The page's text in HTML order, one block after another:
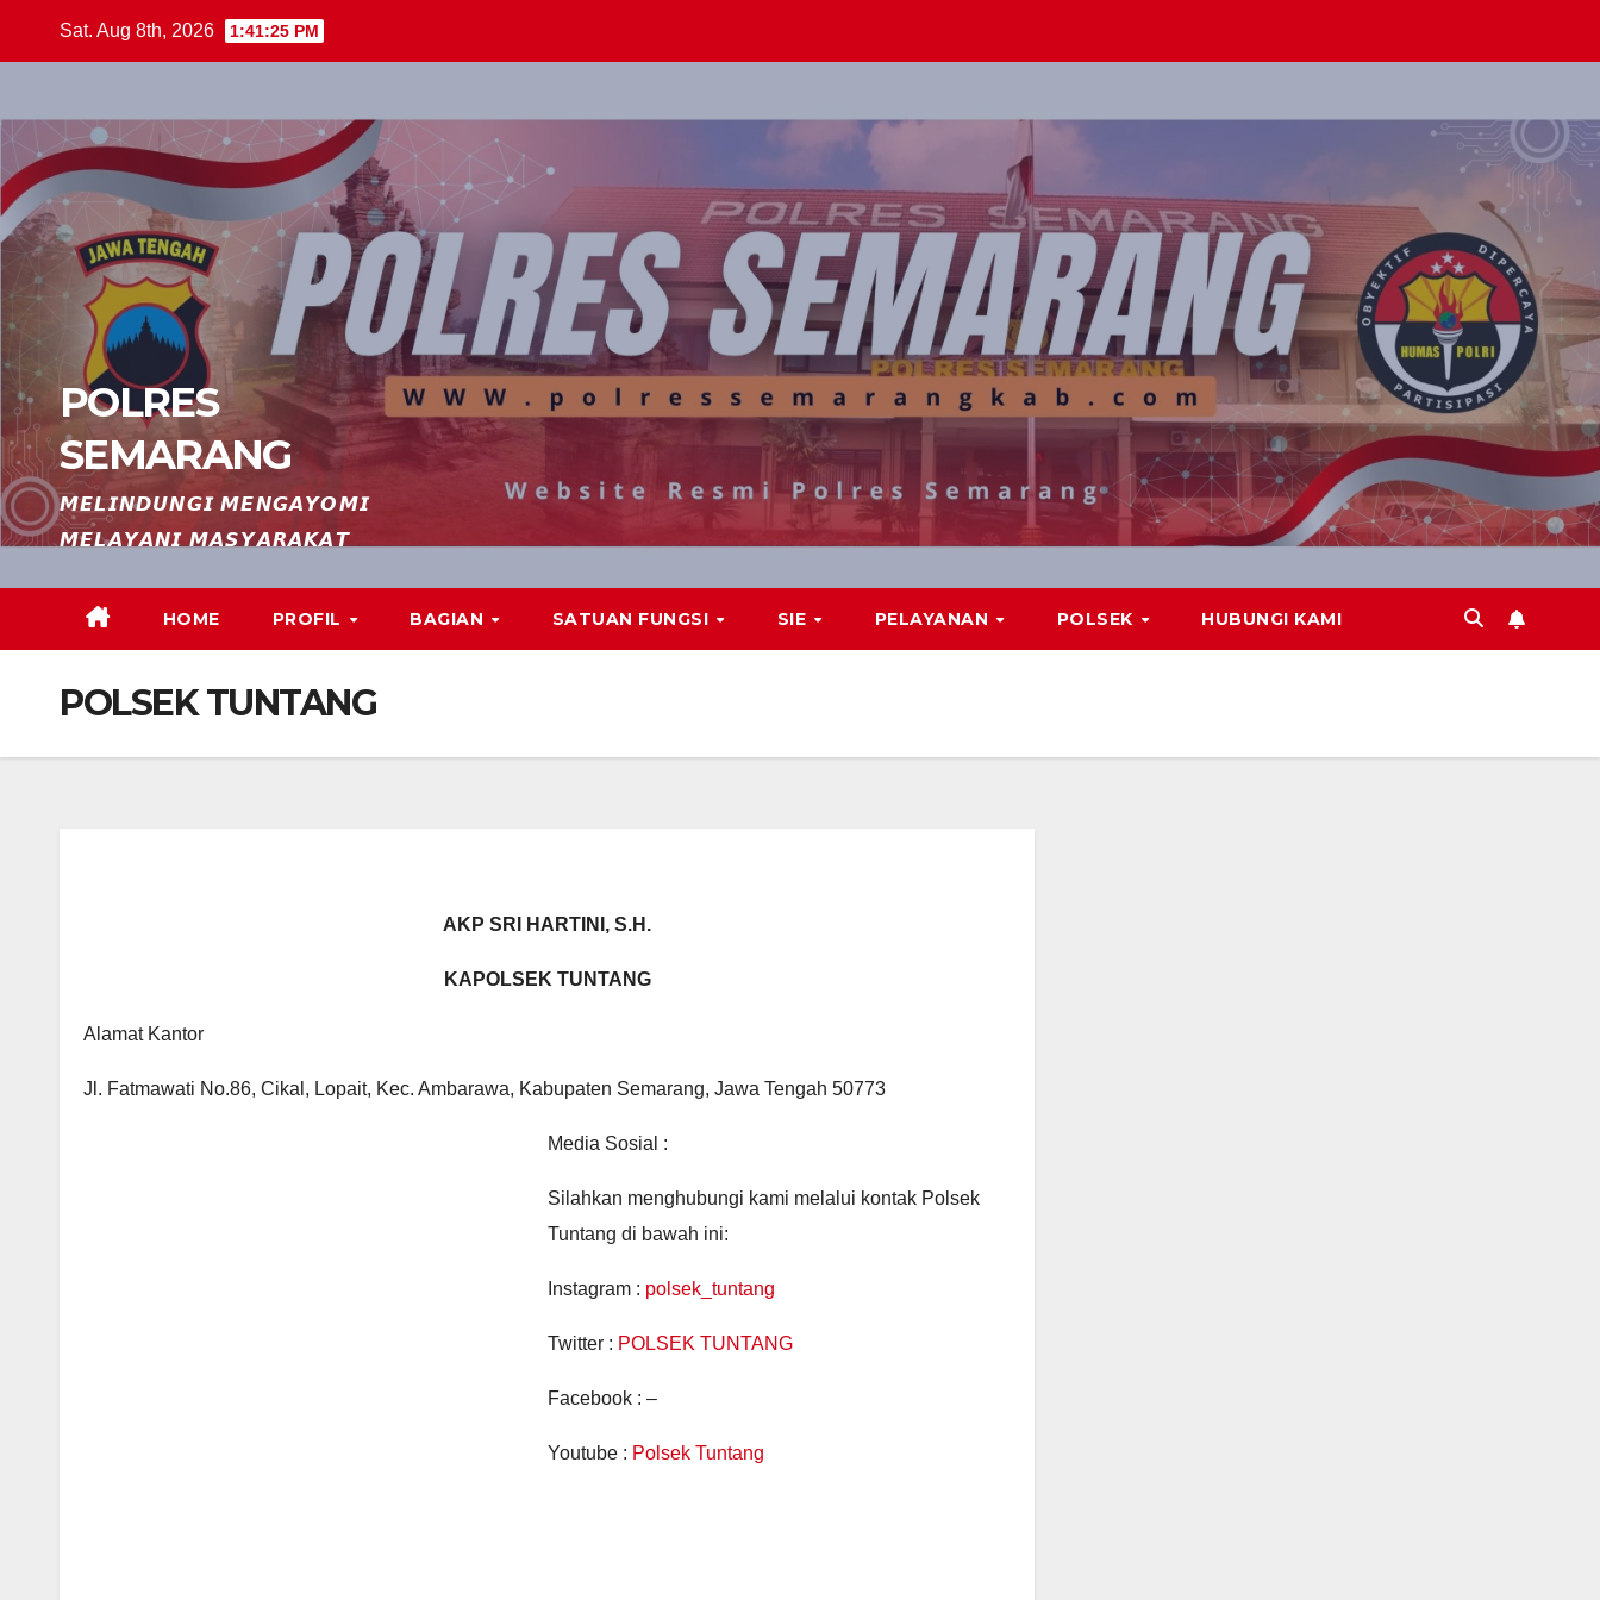
Sat. Aug 8th, 2026 1:41:25 PM
POLRES
SEMARANG
𝙈𝙀𝙇𝙄𝙉𝘿𝙐𝙉𝙂𝙄 𝙈𝙀𝙉𝙂𝘼𝙔𝙊𝙈𝙄
𝙈𝙀𝙇𝘼𝙔𝘼𝙉𝙄 𝙈𝘼𝙎𝙔𝘼𝙍𝘼𝙆𝘼𝙏
HOME PROFIL BAGIAN SATUAN FUNGSI SIE PELAYANAN POLSEK HUBUNGI KAMI
POLSEK TUNTANG
AKP SRI HARTINI, S.H.
KAPOLSEK TUNTANG
Alamat Kantor
Jl. Fatmawati No.86, Cikal, Lopait, Kec. Ambarawa, Kabupaten Semarang, Jawa Tengah 50773
Media Sosial :
Silahkan menghubungi kami melalui kontak Polsek
Tuntang di bawah ini:
Instagram : polsek_tuntang
Twitter : POLSEK TUNTANG
Facebook : –
Youtube : Polsek Tuntang